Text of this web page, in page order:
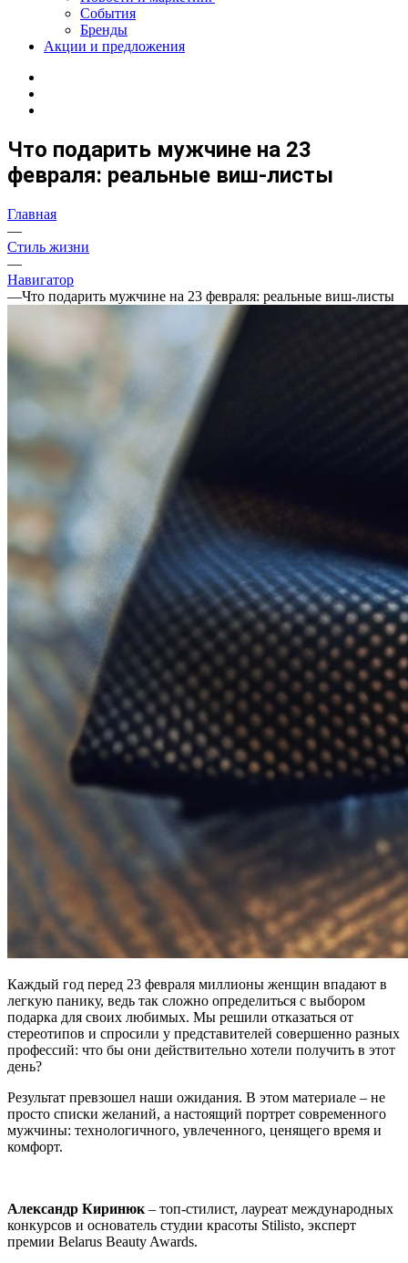
События
Бренды
Акции и предложения
Что подарить мужчине на 23
февраля: реальные виш-листы
Главная
—
Стиль жизни
—
Навигатор
—Что подарить мужчине на 23 февраля: реальные виш-листы
Каждый год перед 23 февраля миллионы женщин впадают в
легкую панику, ведь так сложно определиться с выбором
подарка для своих любимых. Мы решили отказаться от
стереотипов и спросили у представителей совершенно разных
профессий: что бы они действительно хотели получить в этот
день?
Результат превзошел наши ожидания. В этом материале – не
просто списки желаний, а настоящий портрет современного
мужчины: технологичного, увлеченного, ценящего время и
комфорт.
Александр Киринюк – топ-стилист, лауреат международных
конкурсов и основатель студии красоты Stilisto, эксперт
премии Belarus Beauty Awards.